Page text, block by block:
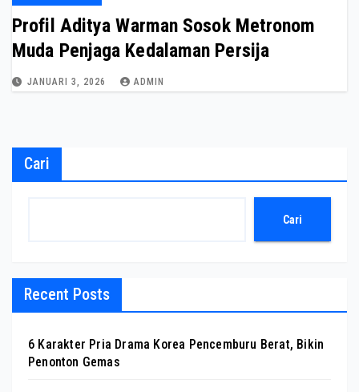
Profil Aditya Warman Sosok Metronom
Muda Penjaga Kedalaman Persija
JANUARI 3, 2026 ADMIN
Cari
Cari
Recent Posts
6 Karakter Pria Drama Korea Pencemburu Berat, Bikin
Penonton Gemas